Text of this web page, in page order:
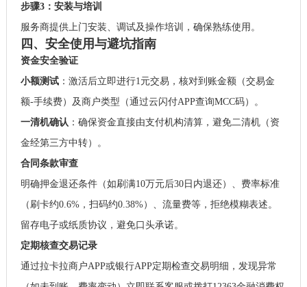
步骤3：安装与培训
服务商提供上门安装、调试及操作培训，确保熟练使用。
四、安全使用与避坑指南
资金安全验证
小额测试：激活后立即进行1元交易，核对到账金额（交易金
额-手续费）及商户类型（通过云闪付APP查询MCC码）。
一清机确认 ：确保资金直接由支付机构清算，避免二清机（资
金经第三方中转）。
合同条款审查
明确押金退还条件（如刷满10万元后30日内退还）、费率标准
（刷卡约0.6%，扫码约0.38%）、流量费等，拒绝模糊表述。
留存电子或纸质协议，避免口头承诺。
定期核查交易记录
通过拉卡拉商户APP或银行APP定期检查交易明细，发现异常